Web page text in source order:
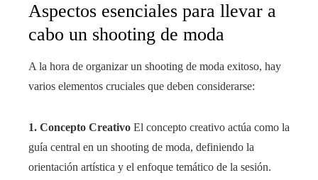
Aspectos esenciales para llevar a
cabo un shooting de moda
A la hora de organizar un shooting de moda exitoso, hay
varios elementos cruciales que deben considerarse:
1. Concepto Creativo El concepto creativo actúa como la
guía central en un shooting de moda, definiendo la
orientación artística y el enfoque temático de la sesión.